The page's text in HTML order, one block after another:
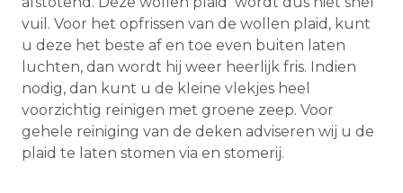
vuil. Voor het opfrissen van de wollen plaid, kunt
u deze het beste af en toe even buiten laten
luchten, dan wordt hij weer heerlijk fris. Indien
nodig, dan kunt u de kleine vlekjes heel
voorzichtig reinigen met groene zeep. Voor
gehele reiniging van de deken adviseren wij u de
plaid te laten stomen via en stomerij.